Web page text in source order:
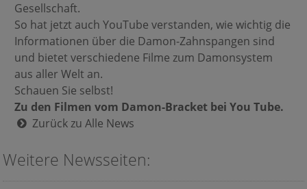
Gesellschaft.
So hat jetzt auch YouTube verstanden, wie wichtig die
Informationen über die Damon-Zahnspangen sind
und bietet verschiedene Filme zum Damonsystem
aus aller Welt an.
Schauen Sie selbst!
Zu den Filmen vom Damon-Bracket bei You Tube.
Zurück zu Alle News
Weitere Newsseiten: